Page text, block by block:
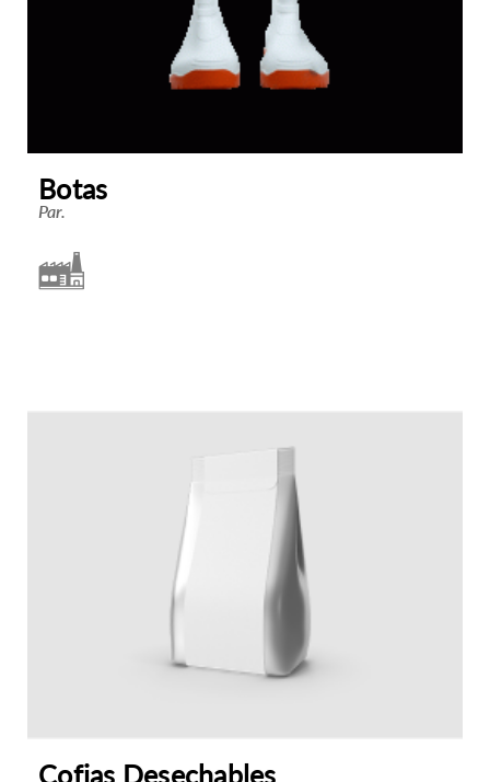
Botas
Par.
Cofias Desechables